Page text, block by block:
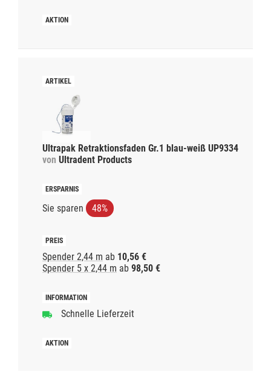
Ultrapak Retraktionsfaden Gr.1 blau-weiß UP9334
von Ultradent Products
Sie sparen 48%
Spender 2,44 m ab 10,56 €
Spender 5 x 2,44 m ab 98,50 €
Schnelle Lieferzeit